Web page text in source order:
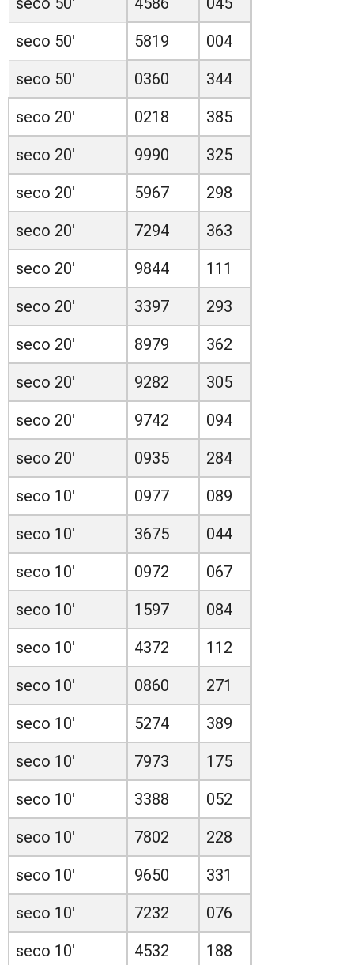
seco 50'
5819
004
seco 50'
0360
344
seco 20'
0218
385
seco 20'
9990
325
seco 20'
5967
298
seco 20'
7294
363
seco 20'
9844
111
seco 20'
3397
293
seco 20'
8979
362
seco 20'
9282
305
seco 20'
9742
094
seco 20'
0935
284
seco 10'
0977
089
seco 10'
3675
044
seco 10'
0972
067
seco 10'
1597
084
seco 10'
4372
112
seco 10'
0860
271
seco 10'
5274
389
seco 10'
7973
175
seco 10'
3388
052
seco 10'
7802
228
seco 10'
9650
331
seco 10'
7232
076
seco 10'
4532 188